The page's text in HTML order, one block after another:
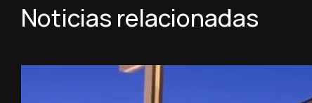
Noticias relacionadas